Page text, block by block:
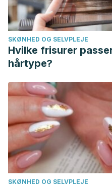
SKØNHED OG SELVPLEJE
Hvilke frisurer
hårtype?
SKØNHED OG SELVPLEJE